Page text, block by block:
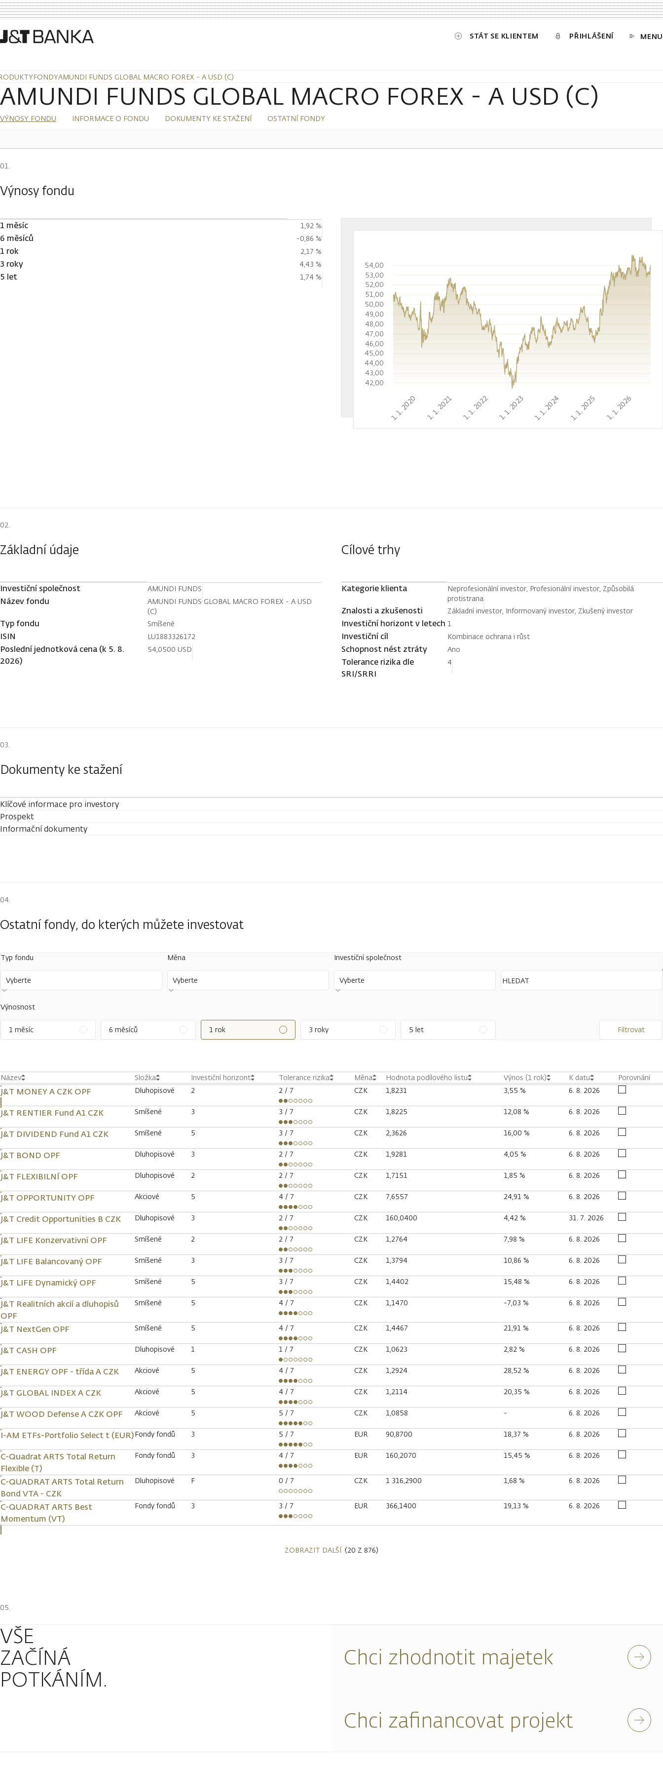
STÁT SE KLIENTEM PŘIHLÁŠENÍ MENU
FONDYAMUNDI FUNDS GLOBAL MACRO FOREX - A USD (C)
AMUNDI FUNDS GLOBAL MACRO FOREX - A USD (C)
VÝNOSY FONDU INFORMACE O FONDU DOKUMENTY KE STAŽENÍ OSTATNÍ FONDY
Výnosy fondu
1 měsíc 1,92 %
6 měsíců -0,86 %
1 rok 2,17 %
3 roky 4,43 %
5 let 1,74 %
1. 1. 2020 1. 1. 2021 1. 1. 2022 1. 1. 2023 1. 1. 2024 1. 1. 2025 1. 1. 2026
42,00
43,00
44,00
45,00
46,00
47,00
48,00
49,00
50,00
51,00
52,00
53,00
54,00
Základní údaje
Investiční společnost AMUNDI FUNDS
Název fondu
AMUNDI FUNDS GLOBAL MACRO FOREX - A USD
(C)
Typ fondu Smíšené
ISIN LU1883326172
Poslední jednotková cena (k 5. 8.
2026)
54,0500 USD
Cílové trhy
Kategorie klienta
Neprofesionální investor, Profesionální investor, Způsobilá
protistrana
Znalosti a zkušenosti Základní investor, Informovaný investor, Zkušený investor
Investiční horizont v letech 1
Investiční cíl Kombinace ochrana i růst
Schopnost nést ztráty Ano
Tolerance rizika dle
SRI/SRRI
4
Dokumenty ke stažení
Klíčové informace pro investory
Prospekt
Informační dokumenty
Ostatní fondy, do kterých můžete investovat
Typ fondu
Vyberte
Měna
Vyberte
Investiční společnost
Vyberte
Výnosnost
1 měsíc 6 měsíců 1 rok 3 roky 5 let Filtrovat
Název Složka Investiční horizont Tolerance rizika Měna Hodnota podílového listu Výnos (1 rok) K datu Porovnání
J&T MONEY A CZK OPF Dluhopisové 2 2 / 7 CZK 1,8231 3,55 % 6. 8. 2026
J&T RENTIER Fund A1 CZK Smíšené 3 3 / 7 CZK 1,8225 12,08 % 6. 8. 2026
J&T DIVIDEND Fund A1 CZK Smíšené 5 3 / 7 CZK 2,3626 16,00 % 6. 8. 2026
J&T BOND OPF Dluhopisové 3 2 / 7 CZK 1,9281 4,05 % 6. 8. 2026
J&T FLEXIBILNÍ OPF Dluhopisové 2 2 / 7 CZK 1,7151 1,85 % 6. 8. 2026
J&T OPPORTUNITY OPF Akciové 5 4 / 7 CZK 7,6557 24,91 % 6. 8. 2026
J&T Credit Opportunities B CZK Dluhopisové 3 2 / 7 CZK 160,0400 4,42 % 31. 7. 2026
J&T LIFE Konzervativní OPF Smíšené 2 2 / 7 CZK 1,2764 7,98 % 6. 8. 2026
J&T LIFE Balancovaný OPF Smíšené 3 3 / 7 CZK 1,3794 10,86 % 6. 8. 2026
J&T LIFE Dynamický OPF Smíšené 5 3 / 7 CZK 1,4402 15,48 % 6. 8. 2026
J&T Realitních akcií a dluhopisů
OPF
Smíšené 5 4 / 7 CZK 1,1470 -7,03 % 6. 8. 2026
J&T NextGen OPF Smíšené 5 4 / 7 CZK 1,4467 21,91 % 6. 8. 2026
J&T CASH OPF Dluhopisové 1 1 / 7 CZK 1,0623 2,82 % 6. 8. 2026
J&T ENERGY OPF - třída A CZK Akciové 5 4 / 7 CZK 1,2924 28,52 % 6. 8. 2026
J&T GLOBAL INDEX A CZK Akciové 5 4 / 7 CZK 1,2114 20,35 % 6. 8. 2026
J&T WOOD Defense A CZK OPF Akciové 5 5 / 7 CZK 1,0858 - 6. 8. 2026
I-AM ETFs-Portfolio Select t (EUR)Fondy fondů 3 5 / 7 EUR 90,8700 18,37 % 6. 8. 2026
C-Quadrat ARTS Total Return
Flexible (T)
Fondy fondů 3 4 / 7 EUR 160,2070 15,45 % 6. 8. 2026
C-QUADRAT ARTS Total Return
Bond VTA - CZK
Dluhopisové F 0 / 7 CZK 1 316,2900 1,68 % 6. 8. 2026
C-QUADRAT ARTS Best
Momentum (VT)
Fondy fondů 3 3 / 7 EUR 366,1400 19,13 % 6. 8. 2026
ZOBRAZIT DALŠÍ (20 Z 876)
VŠE
ZAČÍNÁ
POTKÁNÍM.
Chci zhodnotit majetek
Chci zafinancovat projekt